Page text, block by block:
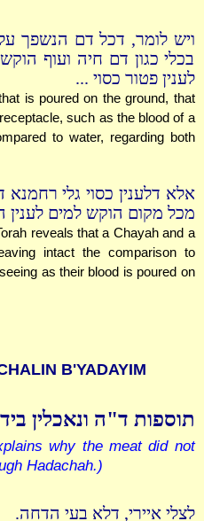
ויש לומר, דכל דם הנשפך
בכלי כגון דם חיה ועוף
לענין פטור כסוי ...
is poured on the ground, that
such as the blood of a
to water, regarding both
אלא דלענין כסוי גלי רחמנא
מכל מקום הוקש למים
reveals that a Chayah and a
intact the comparison to
as their blood is poured on
B'YADAYIM
תוספות ד"ה ונאכלין
why the meat did not
Hadachah.)
לצלי איירי, דלא בעי הדחה.